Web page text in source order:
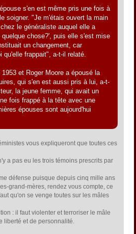
s'en est même pris une fois à
soigner. "Je m'étais ouvert la main
le généraliste auquel elle a
chose?', puis elle s'est mise
un changement, car
qu'elle frappait", a-t-il relaté.
et Roger Moore a épousé la
qui s'en est aussi pris à lui, a-t-
la jeune femme, qui avait un
fois frappé à la tête avec une
épouses sont aujourd'hui
vous expliqueront que toutes ces
a pas eu les trois témoins prescrits par
défense puisque depuis cinq mille ans
grand-mères, rendez vous compte, ce
qu'on se venge toutes sur les mâles
: il faut violenter et terroriser le mâle
liberté et de personnalité.